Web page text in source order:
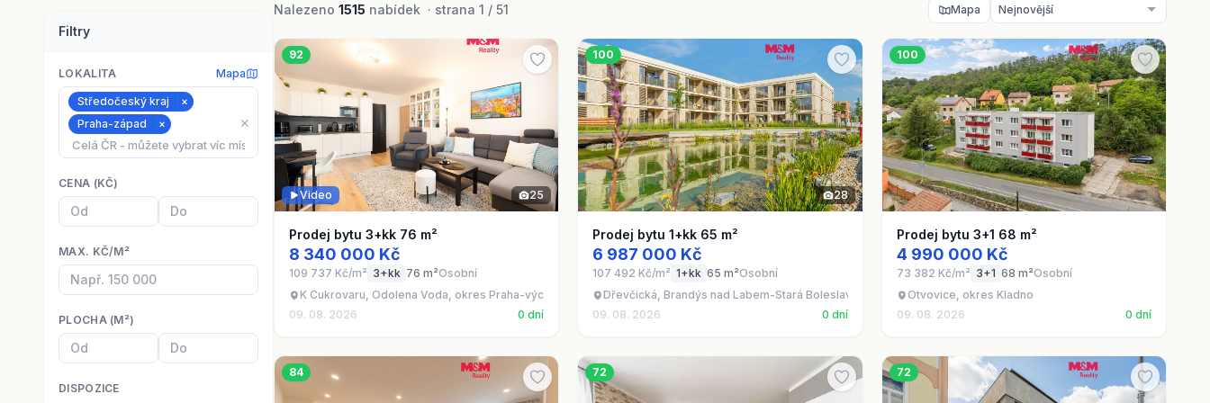
Filtry
LOKALITA Mapa
Středočeský kraj
×
Praha-západ
× ⨯
CENA (KČ)
MAX. KČ/M²
PLOCHA (M²)
DISPOZICE
Nalezeno 1515 nabídek · strana 1 / 51 Mapa
92
25
Video
Prodej bytu 3+kk 76 m²
8 340 000 Kč
109 737 Kč/m² 3+kk 76 m²Osobní
K Cukrovaru, Odolena Voda, okres Praha-východ
09. 08. 2026
0 dní
100
28
Prodej bytu 1+kk 65 m²
6 987 000 Kč
107 492 Kč/m² 1+kk 65 m²Osobní
Dřevčická, Brandýs nad Labem-Stará Boleslav - Brandýs nad Labem, okres Praha-východ
09. 08. 2026
0 dní
100
Prodej bytu 3+1 68 m²
4 990 000 Kč
73 382 Kč/m² 3+1 68 m²Osobní
Otvovice, okres Kladno
09. 08. 2026
0 dní
84 72 72